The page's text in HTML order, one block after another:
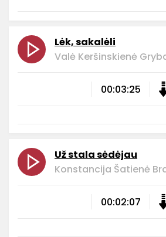
Lėk, sakalėli
Valė Keršinskienė
00:03:25
Už stala sėdėjau
Konstancija Šatienė
00:02:07